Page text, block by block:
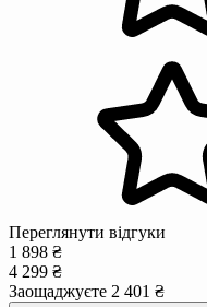
Переглянути відгуки
1 898 ₴
4 299 ₴
Заощаджуєте 2 401 ₴